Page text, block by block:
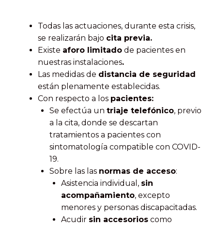
Todas las actuaciones, durante esta crisis,
se realizarán bajo cita previa.
Existe aforo limitado de pacientes en
nuestras instalaciones.
Las medidas de distancia de seguridad
están plenamente establecidas.
Con respecto a los pacientes:
Se efectúa un triaje telefónico, previo
a la cita, donde se descartan
tratamientos a pacientes con
sintomatología compatible con COVID-
19.
Sobre las las normas de acceso:
Asistencia individual, sin
acompañamiento, excepto
menores y personas discapacitadas.
Acudir sin accesorios como